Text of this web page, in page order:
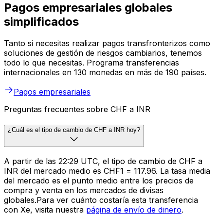
Pagos empresariales globales
simplificados
Tanto si necesitas realizar pagos transfronterizos como
soluciones de gestión de riesgos cambiarios, tenemos
todo lo que necesitas. Programa transferencias
internacionales en 130 monedas en más de 190 países.
Pagos empresariales
Preguntas frecuentes sobre CHF a INR
¿Cuál es el tipo de cambio de CHF a INR hoy?
A partir de las 22:29 UTC, el tipo de cambio de CHF a
INR del mercado medio es CHF1 = ₹117.96. La tasa media
del mercado es el punto medio entre los precios de
compra y venta en los mercados de divisas
globales.Para ver cuánto costaría esta transferencia
con Xe, visita nuestra página de envío de dinero.